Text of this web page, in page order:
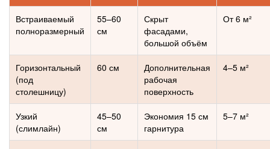
Встраиваемый
полноразмерный
55–60
см
Скрыт
фасадами,
большой объём
От 6 м²
Горизонтальный
(под
столешницу)
60 см
Дополнительная
рабочая
поверхность
4–5 м²
Узкий
(слимлайн)
45–50
см
Экономия 15 см
гарнитура
5–7 м²